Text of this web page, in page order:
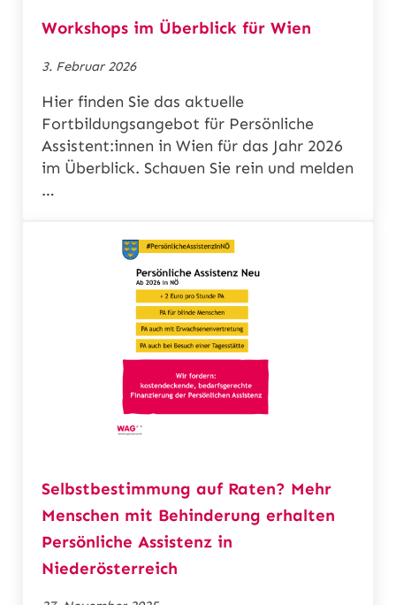
Workshops im Überblick für Wien
3. Februar 2026
Hier finden Sie das aktuelle
Fortbildungsangebot für Persönliche
Assistent:innen in Wien für das Jahr 2026
im Überblick. Schauen Sie rein und melden
…
Selbstbestimmung auf Raten? Mehr
Menschen mit Behinderung erhalten
Persönliche Assistenz in
Niederösterreich